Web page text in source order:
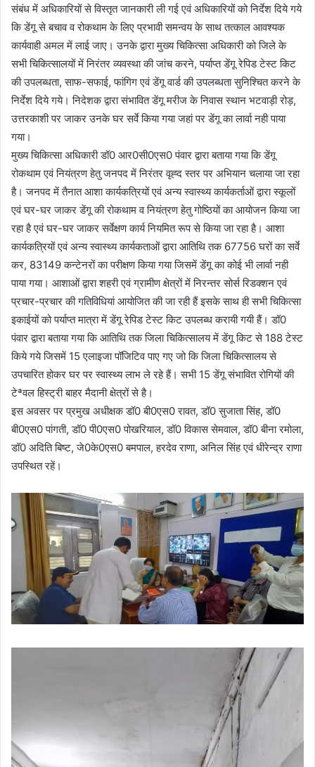
संबंध में अधिकारियों से विस्तृत जानकारी ली गई एवं अधिकारियों को निर्देश दिये गये
कि डेंगू से बचाव व रोकथाम के लिए प्रभावी समन्वय के साथ तत्काल आवश्यक
कार्यवाही अमल में लाई जाए। उनके द्वारा मुख्य चिकित्सा अधिकारी को जिले के
सभी चिकित्सालयों में निरंतर व्यवस्था की जांच करने, पर्याप्त डेंगू रेपिड टेस्ट किट
की उपलब्धता, साफ-सफाई, फांगिग एवं डेंगू वार्ड की उपलब्धता सुनिश्चित करने के
निर्देश दिये गये। निदेशक द्वारा संभावित डेंगू मरीज के निवास स्थान भटवाड़ी रोड़,
उत्तरकाशी पर जाकर उनके घर सर्वे किया गया जहां पर डेंगू का लार्वा नही पाया
गया।
मुख्य चिकित्सा अधिकारी डॉ0 आर0सी0एस0 पंवार द्वारा बताया गया कि डेंगू
रोकथाम एवं नियंत्रण हेतु जनपद में निरंतर वृह्द स्तर पर अभियान चलाया जा रहा
है। जनपद में तैनात आशा कार्यकत्रियों एवं अन्य स्वास्थ्य कार्यकर्ताओं द्वारा स्कूलों
एवं घर-घर जाकर डेंगू की रोकथाम व नियंत्रण हेतु गोष्ठियों का आयोजन किया जा
रहा है एवं घर-घर जाकर सर्वेक्षण कार्य नियमित रूप से किया जा रहा है। आशा
कार्यकत्रियों एवं अन्य स्वास्थ्य कार्यकताओं द्वारा आतिथि तक 67756 घरों का सर्वे
कर, 83149 कन्टेनरों का परीक्षण किया गया जिसमें डेंगू का कोई भी लार्वा नही
पाया गया। आशाओं द्वारा शहरी एवं ग्रामीण क्षेत्रों में निरन्तर सोर्स रिडक्शन एवं
प्रचार-प्रचार की गतिविधियां आयोजित की जा रही हैं इसके साथ ही सभी चिकित्सा
इकाईयों को पर्याप्त मात्रा में डेंगू रेपिड टेस्ट किट उपलब्ध करायी गयी हैं। डॉ0
पंवार द्वारा बताया गया कि आतिथि तक जिला चिकित्सालय में डेंगू किट से 188 टेस्ट
किये गये जिसमें 15 एलाइजा पॉजिटिव पाए गए जो कि जिला चिकित्सालय से
उपचारित होकर घर पर स्वास्थ्य लाभ ले रहे हैं। सभी 15 डेंगू संभावित रोगियों की
टेªवल हिस्ट्री बाहर मैदानी क्षेत्रों से है।
इस अवसर पर प्रमुख अधीक्षक डॉ0 बी0एस0 रावत, डॉ0 सुजाता सिंह, डॉ0
बी0एस0 पांगती, डॉ0 पी0एस0 पोखरियाल, डॉ0 विकास सेमवाल, डॉ0 बीना रमोला,
डॉ0 अदिति बिष्ट, जे0के0एस0 बमपाल, हरदेव राणा, अनिल सिंह एवं धीरेन्द्र राणा
उपस्थित रहें।